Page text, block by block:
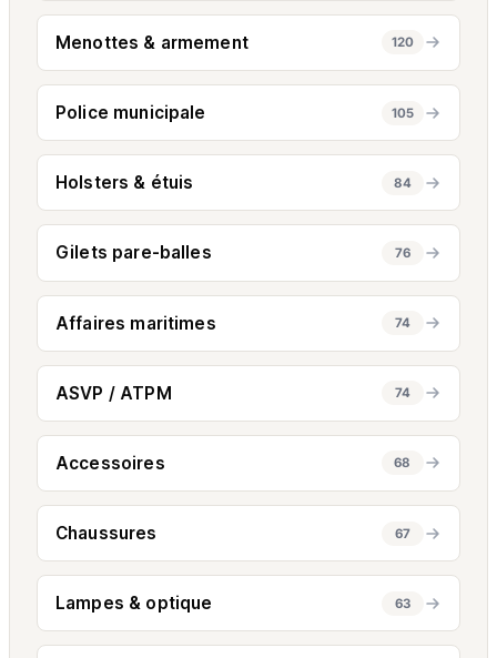
Menottes & armement 120
Police municipale 105
Holsters & étuis 84
Gilets pare-balles 76
Affaires maritimes 74
ASVP / ATPM 74
Accessoires 68
Chaussures 67
Lampes & optique 63